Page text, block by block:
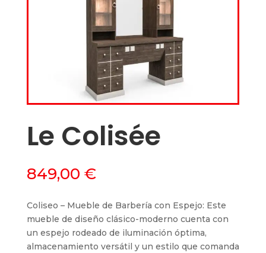
Le Colisée
849,00 €
Coliseo – Mueble de Barbería con Espejo: Este
mueble de diseño clásico-moderno cuenta con
un espejo rodeado de iluminación óptima,
almacenamiento versátil y un estilo que comanda